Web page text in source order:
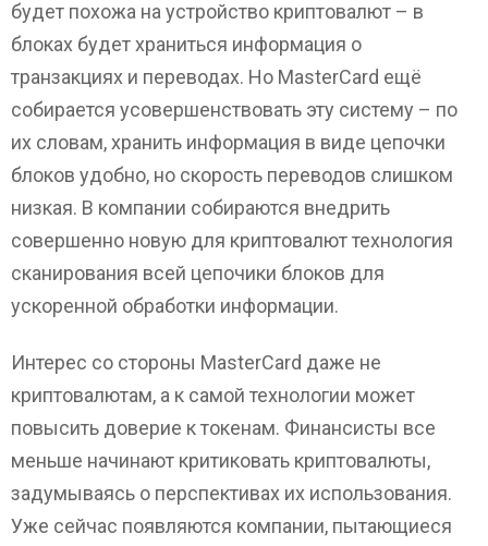
будет похожа на устройство криптовалют – в
блоках будет храниться информация о
транзакциях и переводах. Но MasterCard ещё
собирается усовершенствовать эту систему – по
их словам, хранить информация в виде цепочки
блоков удобно, но скорость переводов слишком
низкая. В компании собираются внедрить
совершенно новую для криптовалют технология
сканирования всей цепочики блоков для
ускоренной обработки информации.
Интерес со стороны MasterCard даже не
криптовалютам, а к самой технологии может
повысить доверие к токенам. Финансисты все
меньше начинают критиковать криптовалюты,
задумываясь о перспективах их использования.
Уже сейчас появляются компании, пытающиеся